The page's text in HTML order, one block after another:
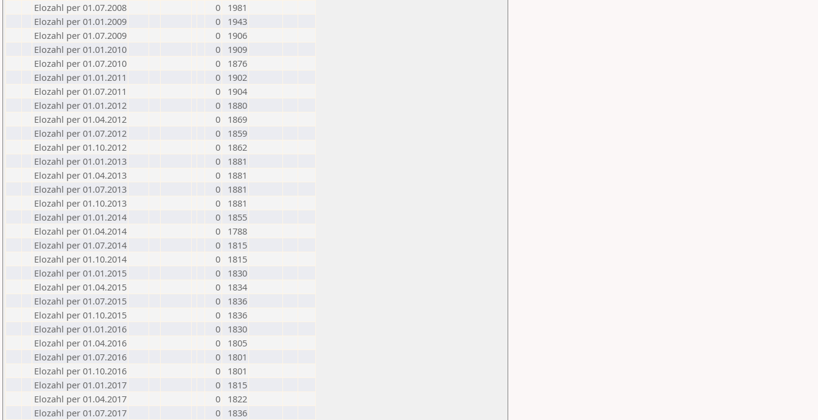
Elozahl per 01.07.2008
0
1981
Elozahl per 01.01.2009
0
1943
Elozahl per 01.07.2009
0
1906
Elozahl per 01.01.2010
0
1909
Elozahl per 01.07.2010
0
1876
Elozahl per 01.01.2011
0
1902
Elozahl per 01.07.2011
0
1904
Elozahl per 01.01.2012
0
1880
Elozahl per 01.04.2012
0
1869
Elozahl per 01.07.2012
0
1859
Elozahl per 01.10.2012
0
1862
Elozahl per 01.01.2013
0
1881
Elozahl per 01.04.2013
0
1881
Elozahl per 01.07.2013
0
1881
Elozahl per 01.10.2013
0
1881
Elozahl per 01.01.2014
0
1855
Elozahl per 01.04.2014
0
1788
Elozahl per 01.07.2014
0
1815
Elozahl per 01.10.2014
0
1815
Elozahl per 01.01.2015
0
1830
Elozahl per 01.04.2015
0
1834
Elozahl per 01.07.2015
0
1836
Elozahl per 01.10.2015
0
1836
Elozahl per 01.01.2016
0
1830
Elozahl per 01.04.2016
0
1805
Elozahl per 01.07.2016
0
1801
Elozahl per 01.10.2016
0
1801
Elozahl per 01.01.2017
0
1815
Elozahl per 01.04.2017
0
1822
Elozahl per 01.07.2017
0
1836